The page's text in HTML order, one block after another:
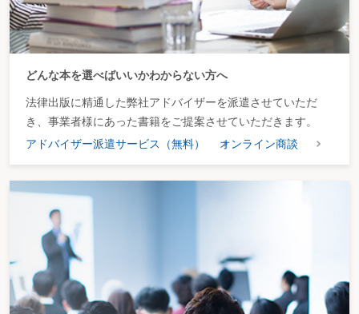
どんな本を選べばいいかわからない方へ
法律出版に精通した弊社アドバイザーを派遣させていただ
き、事業者様にあった書籍をご提案させていただきます。
アドバイザー派遣サービス（無料）
オンライン商談